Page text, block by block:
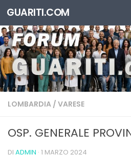
Salta al contenuto
GUARITI.COM
LOMBARDIA / VARESE
OSP. GENERALE
DI ADMIN · 1 MARZO 2024